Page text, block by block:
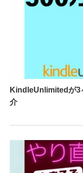
KindleUnlimitedが3
介